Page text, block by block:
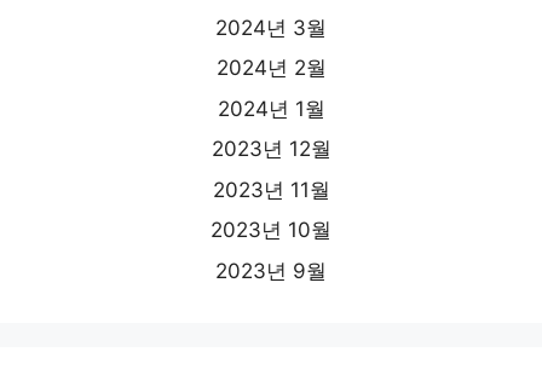
2024년 3월
2024년 2월
2024년 1월
2023년 12월
2023년 11월
2023년 10월
2023년 9월